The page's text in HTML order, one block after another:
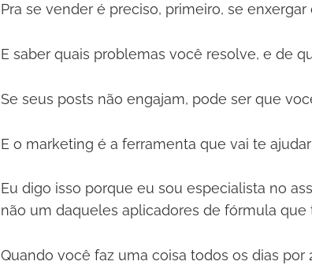
Pra se vender é preciso, primeiro, se
E saber quais problemas você resolve, e de
Se seus posts não engajam, pode ser que
E o marketing é a ferramenta que vai te
Eu digo isso porque eu sou especialista no
não um daqueles aplicadores de fórmula
Quando você faz uma coisa todos os dias